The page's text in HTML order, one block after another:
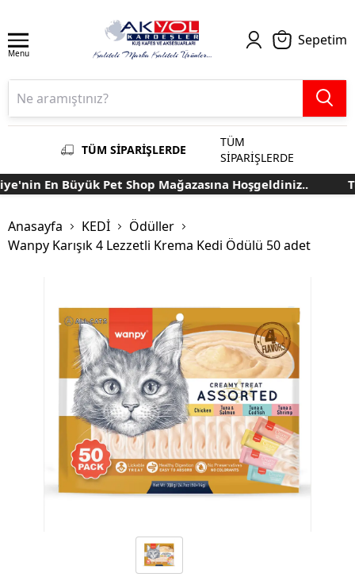
Menu
Sepetim
TÜM SİPARİŞLERDE
TÜM
SİPARİŞLERDE
En Büyük Pet Shop Mağazasına Hoşgeldiniz..
Anasayfa KEDİ
Ödüller
Wanpy Karışık 4 Lezzetli Krema Kedi Ödülü 50 adet